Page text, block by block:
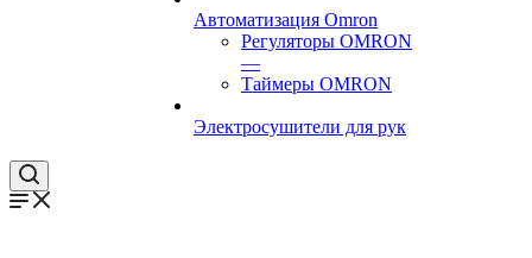
Автоматизация Omron
Регуляторы OMRON
—
Таймеры OMRON
Электросушители для рук